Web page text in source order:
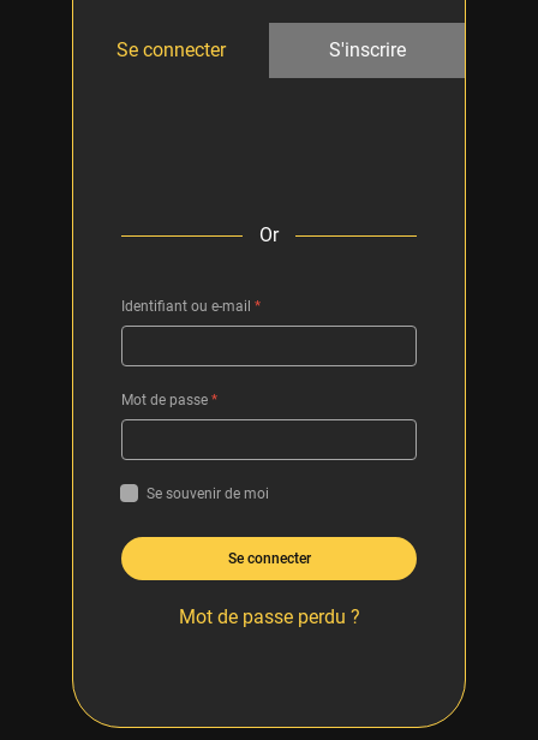
Se connecter S'inscrire
Or
Identifiant ou e-mail *
Mot de passe *
Se souvenir de moi
Se connecter
Mot de passe perdu ?